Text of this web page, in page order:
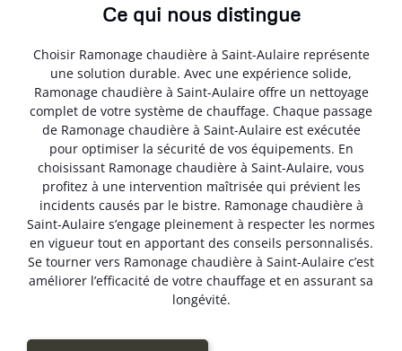
Ce qui nous distingue
Choisir Ramonage chaudière à Saint-Aulaire représente
une solution durable. Avec une expérience solide,
Ramonage chaudière à Saint-Aulaire offre un nettoyage
complet de votre système de chauffage. Chaque passage
de Ramonage chaudière à Saint-Aulaire est exécutée
pour optimiser la sécurité de vos équipements. En
choisissant Ramonage chaudière à Saint-Aulaire, vous
profitez à une intervention maîtrisée qui prévient les
incidents causés par le bistre. Ramonage chaudière à
Saint-Aulaire s’engage pleinement à respecter les normes
en vigueur tout en apportant des conseils personnalisés.
Se tourner vers Ramonage chaudière à Saint-Aulaire c’est
améliorer l’efficacité de votre chauffage et en assurant sa
longévité.